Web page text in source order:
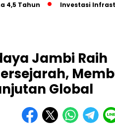
Investasi Infrastruktur
Jambi Raih
Global